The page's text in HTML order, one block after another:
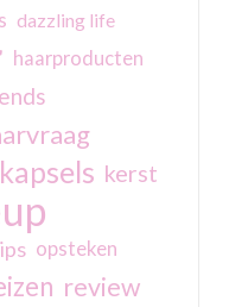
dazzling life
haarproducten
kapsels kerst
opsteken
review